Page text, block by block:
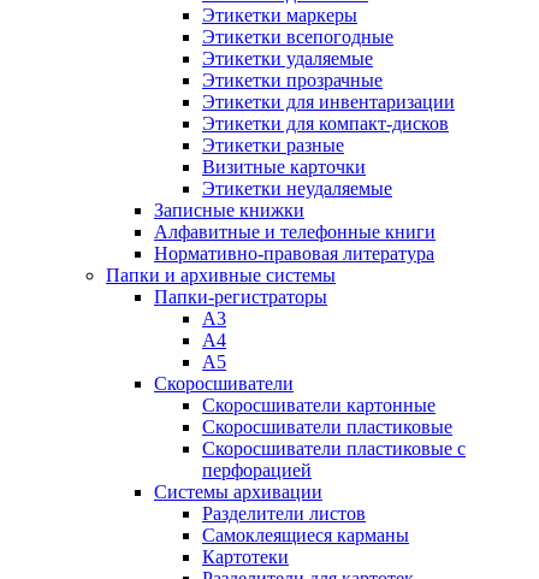
Этикетки маркеры
Этикетки всепогодные
Этикетки удаляемые
Этикетки прозрачные
Этикетки для инвентаризации
Этикетки для компакт-дисков
Этикетки разные
Визитные карточки
Этикетки неудаляемые
Записные книжки
Алфавитные и телефонные книги
Нормативно-правовая литература
Папки и архивные системы
Папки-регистраторы
А3
А4
А5
Скоросшиватели
Скоросшиватели картонные
Скоросшиватели пластиковые
Скоросшиватели пластиковые с
перфорацией
Системы архивации
Разделители листов
Самоклеящиеся карманы
Картотеки